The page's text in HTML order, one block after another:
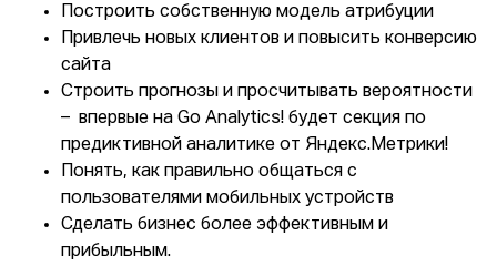
Построить собственную модель атрибуции
Привлечь новых клиентов и повысить конверсию
сайта
Строить прогнозы и просчитывать вероятности
– впервые на Go Analytics! будет секция по
предиктивной аналитике от Яндекс.Метрики!
Понять, как правильно общаться с
пользователями мобильных устройств
Сделать бизнес более эффективным и
прибыльным.